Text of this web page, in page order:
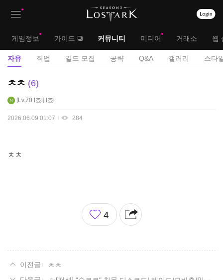
대
메
게임정보 가이드 커뮤니티 미디어 거래소 웹
서
자유 직업 길드 모집 공략 Q&A 갤러리 스타
자
게
ㅊㅊ 6
Lv.70 l죠l l죠l
2026.06.09 01:07 284
ㅊㅊ
좋
아
4
ㅊㅊ